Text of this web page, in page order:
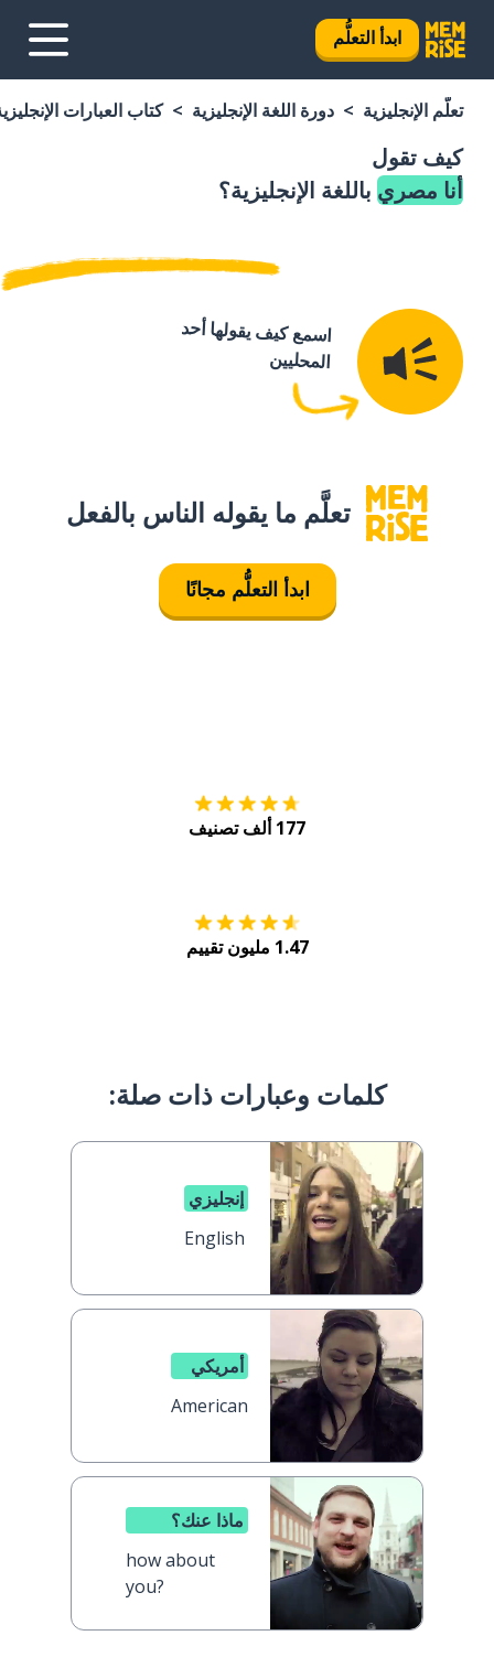
ابدأ التعلُّم
تعلَّم الإنجليزية دورة اللغة الإنجليزية كتاب العبارات
كيف تقول
أنا مصري باللغة الإنجليزية؟
اسمع كيف يقولها أحد
المحليين
تعلَّم ما يقوله الناس بالفعل
ابدأ التعلُّم مجانًا
177 ألف تصنيف
1.47 مليون تقييم
كلمات وعبارات ذات صلة:
إنجليزي
English
أمريكي
American
ماذا عنك؟
how about
you?